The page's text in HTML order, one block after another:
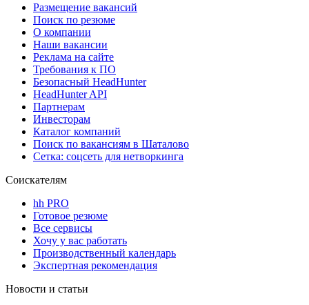
Размещение вакансий
Поиск по резюме
О компании
Наши вакансии
Реклама на сайте
Требования к ПО
Безопасный HeadHunter
HeadHunter API
Партнерам
Инвесторам
Каталог компаний
Поиск по вакансиям в Шаталово
Сетка: соцсеть для нетворкинга
Соискателям
hh PRO
Готовое резюме
Все сервисы
Хочу у вас работать
Производственный календарь
Экспертная рекомендация
Новости и статьи